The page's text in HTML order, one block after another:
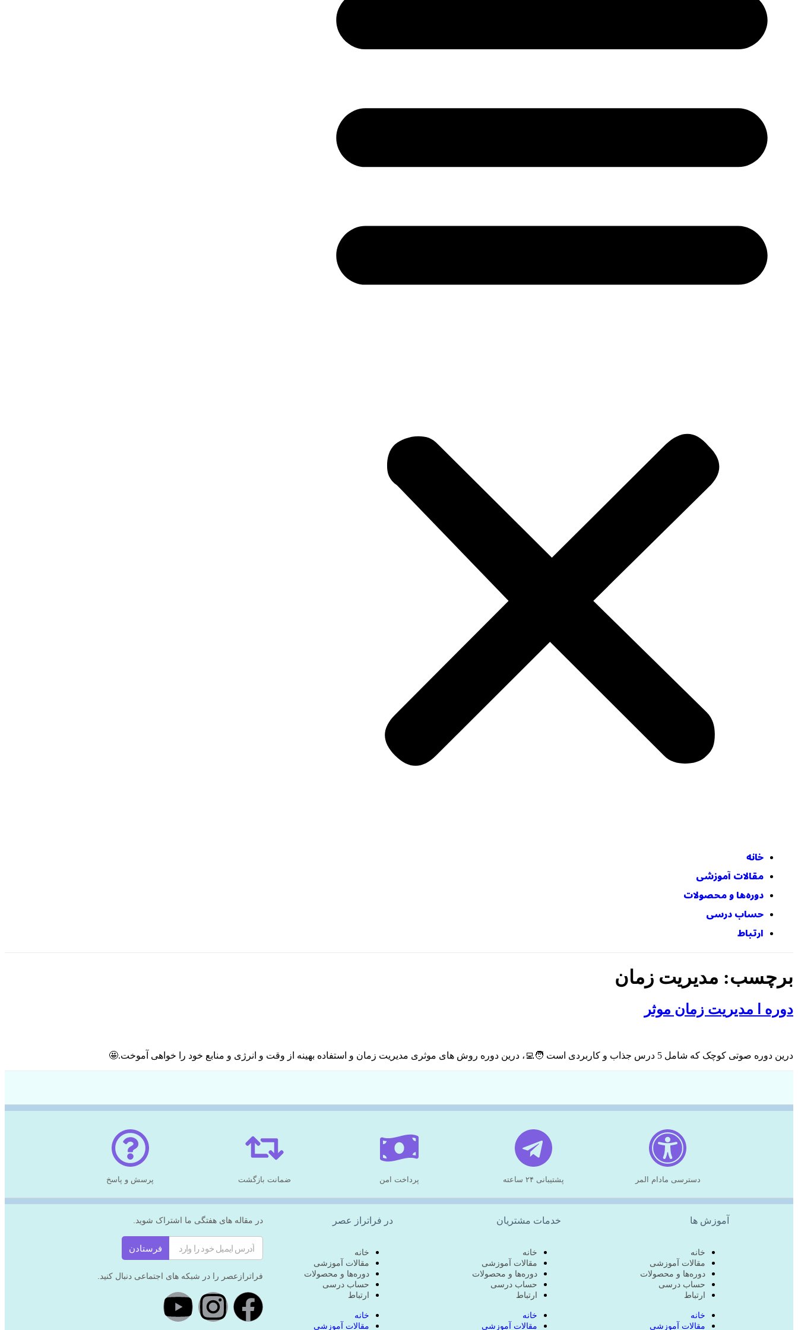
خانه
مقالات آموزشی
دوره‌ها و محصولات
حساب درسی
ارتباط
برچسب: مدیریت زمان
دوره ا مدیریت زمان موثر
درین دوره صوتی کوچک که شامل 5 درس جذاب و کاربردی است 🧑‍💻، درین دوره روش های موثری مدیریت زمان و استفاده بهینه از وقت و انرژی و منابع خود را خواهی آموخت.🤩
دسترسی مادام المر پشتیبانی ۲۴ ساعته پرداخت امن ضمانت بازگشت پرسش و پاسخ
آموزش ها
خانه
مقالات آموزشی
دوره‌ها و محصولات
حساب درسی
ارتباط
خانه
مقالات آموزشی
خدمات مشتریان
خانه
مقالات آموزشی
دوره‌ها و محصولات
حساب درسی
ارتباط
خانه
مقالات آموزشی
در فراتراز عصر
خانه
مقالات آموزشی
دوره‌ها و محصولات
حساب درسی
ارتباط
خانه
مقالات آموزشی
در مقاله های هفتگی ما اشتراک شوید.
فرستادن
فراترازعصر را در شبکه های اجتماعی دنبال کنید.